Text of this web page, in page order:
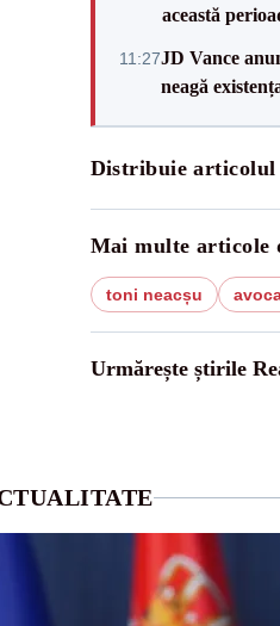
această
11:27JD Vance
neagă
Distribuie articolul
Mai multe articole
toni neacșu
Urmărește știrile